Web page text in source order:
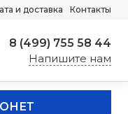
и доставка Контакты
8 (499) 755 58 44
Напишите нам